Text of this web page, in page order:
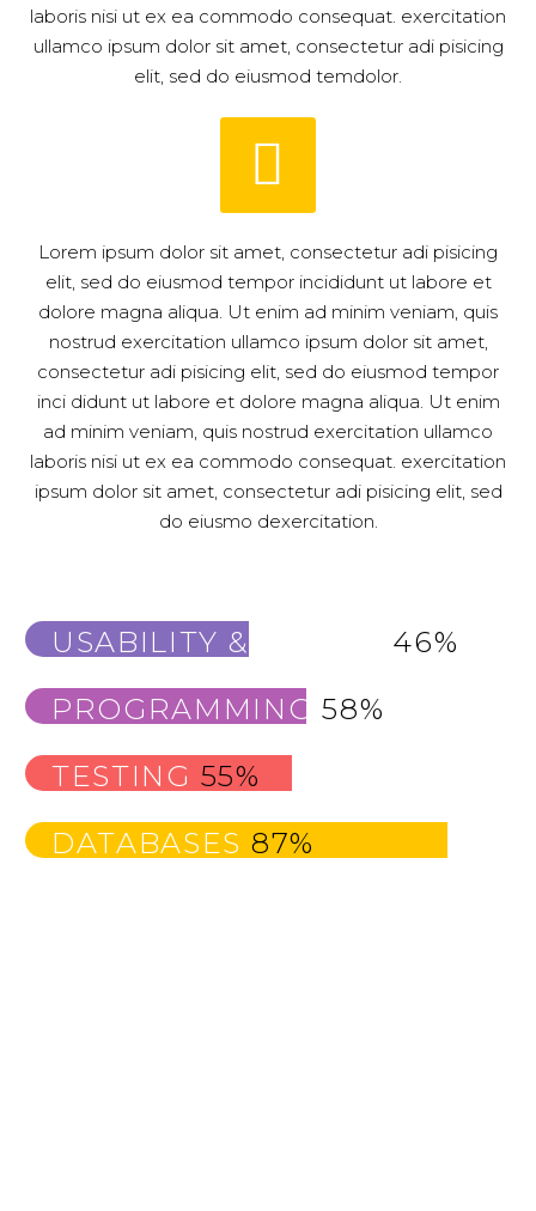
laboris nisi ut ex ea commodo consequat. exercitation
ullamco ipsum dolor sit amet, consectetur adi pisicing
elit, sed do eiusmod temdolor.


Lorem ipsum dolor sit amet, consectetur adi pisicing
elit, sed do eiusmod tempor incididunt ut labore et
dolore magna aliqua. Ut enim ad minim veniam, quis
nostrud exercitation ullamco ipsum dolor sit amet,
consectetur adi pisicing elit, sed do eiusmod tempor
inci didunt ut labore et dolore magna aliqua. Ut enim
ad minim veniam, quis nostrud exercitation ullamco
laboris nisi ut ex ea commodo consequat. exercitation
ipsum dolor sit amet, consectetur adi pisicing elit, sed
do eiusmo dexercitation.
USABILITY & DESIGN
46%
PROGRAMMING 58%
TESTING 55%
DATABASES 87%